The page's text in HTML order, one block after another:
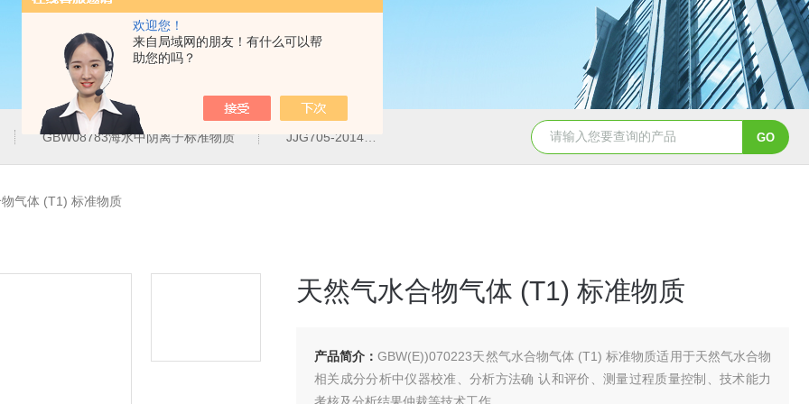
欢迎您！
来自局域网的朋友！有什么可以帮
助您的吗？
GBW08783海水中阴离子标准物质 JJG705-2014液相色谱仪紫外检测线性范围标准溶液 QD11-41B磁铁精矿冶金标准样
气体 (T1) 标准物质
天然气水合物气体 (T1) 标准物质
产品简介：GBW(E))070223天然气水合物气体 (T1) 标准物质适用于天然气水合物
相关成分分析中仪器校准、分析方法确 认和评价、测量过程质量控制、技术能力